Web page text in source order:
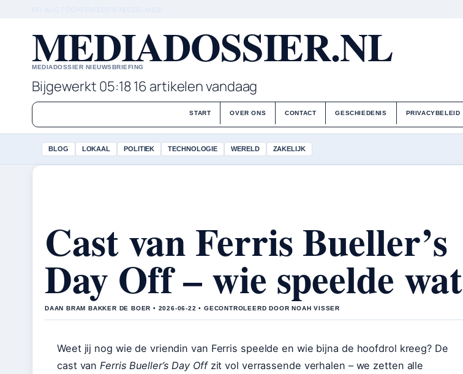
FRI, AUG 7 NEDERLANDS
MEDIADOSSIER.NL
MEDIADOSSIER NIEUWSBRIEFING
Bijgewerkt 05:1816 artikelen vandaag
START OVER ONS CONTACT GESCHIEDENIS PRIVACYBELEID
BLOG LOKAAL POLITIEK TECHNOLOGIE WERELD ZAKELIJK
Cast van Ferris Bueller’s
Day Off – wie speelde wat
DAAN BRAM BAKKER DE BOER • 2026-06-22 • GECONTROLEERD DOOR NOAH VISSER
Weet jij nog wie de vriendin van Ferris speelde en wie bijna de hoofdrol kreeg? De
cast vanFerris Bueller’s Day Offzit vol verrassende verhalen – we zetten alle